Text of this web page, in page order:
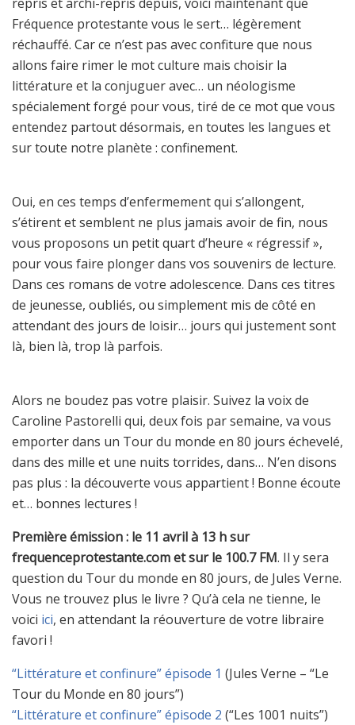
Fréquence protestante vous le sert… légèrement
réchauffé. Car ce n’est pas avec confiture que nous
allons faire rimer le mot culture mais choisir la
littérature et la conjuguer avec… un néologisme
spécialement forgé pour vous, tiré de ce mot que vous
entendez partout désormais, en toutes les langues et
sur toute notre planète : confinement.
Oui, en ces temps d’enfermement qui s’allongent,
s’étirent et semblent ne plus jamais avoir de fin, nous
vous proposons un petit quart d’heure « régressif »,
pour vous faire plonger dans vos souvenirs de lecture.
Dans ces romans de votre adolescence. Dans ces titres
de jeunesse, oubliés, ou simplement mis de côté en
attendant des jours de loisir… jours qui justement sont
là, bien là, trop là parfois.
Alors ne boudez pas votre plaisir. Suivez la voix de
Caroline Pastorelli qui, deux fois par semaine, va vous
emporter dans un Tour du monde en 80 jours échevelé,
dans des mille et une nuits torrides, dans… N’en disons
pas plus : la découverte vous appartient ! Bonne écoute
et… bonnes lectures !
Première émission : le 11 avril à 13 h sur
frequenceprotestante.com et sur le 100.7 FM. Il y sera
question du Tour du monde en 80 jours, de Jules Verne.
Vous ne trouvez plus le livre ? Qu’à cela ne tienne, le
voici ici, en attendant la réouverture de votre libraire
favori !
“Littérature et confinure” épisode 1 (Jules Verne – “Le
Tour du Monde en 80 jours”)
“Littérature et confinure” épisode 2 (“Les 1001 nuits”)